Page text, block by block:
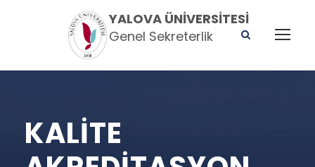
YALOVA ÜNIVERSITESI
Genel Sekreterlik
KALITE